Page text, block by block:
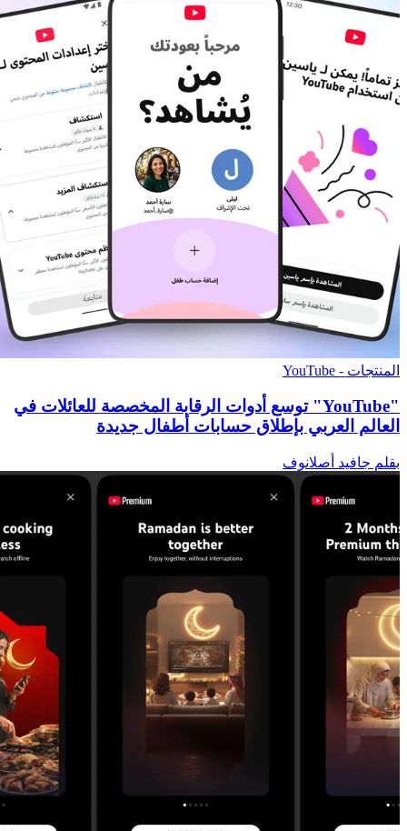
المنتجات - YouTube
"YouTube" توسع أدوات الرقابة المخصصة للعائلات في
العالم العربي بإطلاق حسابات أطفال جديدة
بقلم جافيد أصلانوف